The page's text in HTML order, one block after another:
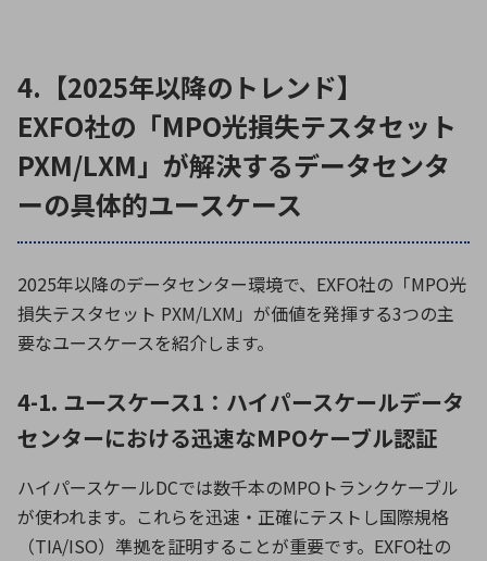
4.【2025年以降のトレンド】
EXFO社の「MPO光損失テスタセット
PXM/LXM」が解決するデータセンタ
ーの具体的ユースケース
2025年以降のデータセンター環境で、EXFO社の「MPO光
損失テスタセット PXM/LXM」が価値を発揮する3つの主
要なユースケースを紹介します。
4-1. ユースケース1：ハイパースケールデータ
センターにおける迅速なMPOケーブル認証
ハイパースケールDCでは数千本のMPOトランクケーブル
が使われます。これらを迅速・正確にテストし国際規格
（TIA/ISO）準拠を証明することが重要です。EXFO社の